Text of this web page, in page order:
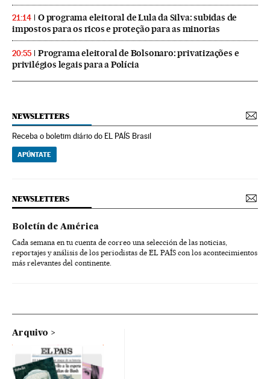
21:14
O programa eleitoral de Lula da Silva: subidas de
impostos para os ricos e proteção para as minorias
20:55
Programa eleitoral de Bolsonaro: privatizações e
privilégios legais para a Polícia
NEWSLETTERS
Receba o boletim diário do EL PAÍS Brasil
APÚNTATE
NEWSLETTERS
Boletín de América
Cada semana en tu cuenta de correo una selección de las noticias,
reportajes y análisis de los periodistas de EL PAÍS con los acontecimientos
más relevantes del continente.
Arquivo